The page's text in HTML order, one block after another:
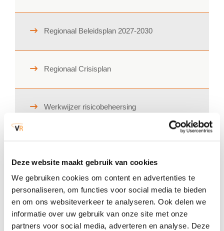
Deze website maakt gebruik van cookies
We gebruiken cookies om content en advertenties te
personaliseren, om functies voor social media te bieden
en om ons websiteverkeer te analyseren. Ook delen we
informatie over uw gebruik van onze site met onze
partners voor social media, adverteren en analyse. Deze
Regionaal Beleidsplan 2027-2030
Regionaal Crisisplan
Werkwijzer risicobeheersing
Brabant Alert: Informatie voor